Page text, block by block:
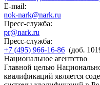
E-mail:
nok-nark@nark.ru
Пресс-служба:
pr@nark.ru
Пресс-служба:
+7 (495) 966-16-86 (доб.
Национальное агентство
Главной целью
квалификаций является